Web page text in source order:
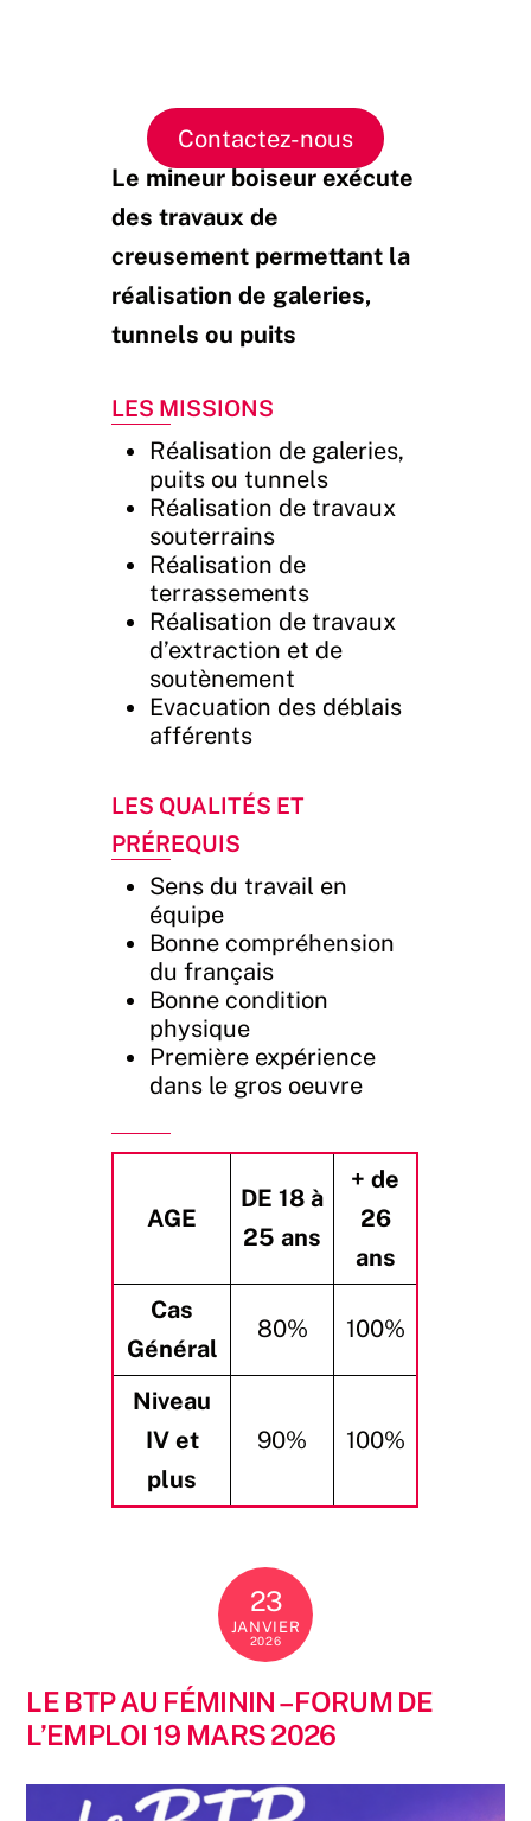
Contactez-nous
Le mineur boiseur exécute
des travaux de
creusement permettant la
réalisation de galeries,
tunnels ou puits
Les Missions
Réalisation de galeries,
puits ou tunnels
Réalisation de travaux
souterrains
Réalisation de
terrassements
Réalisation de travaux
d’extraction et de
soutènement
Evacuation des déblais
afférents
Les Qualités et
Prérequis
Sens du travail en
équipe
Bonne compréhension
du français
Bonne condition
physique
Première expérience
dans le gros oeuvre
AGE
DE 18 à
25 ans
+ de
26
ans
Cas
Général
80% 100%
Niveau
IV et
plus
90% 100%
23
JANVIER
2026
LE BTP AU FÉMININ – FORUM DE
L’EMPLOI 19 MARS 2026